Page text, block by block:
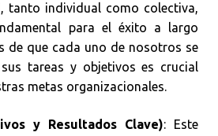
tanto individual como colectiva,
para el éxito a largo
de que cada uno de nosotros se
tareas y objetivos es crucial
metas organizacionales.
y Resultados Clave): Este